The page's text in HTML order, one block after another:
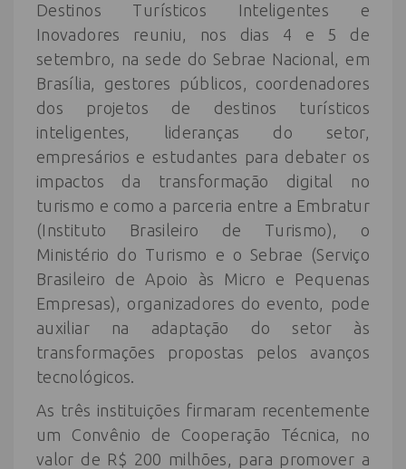
Destinos Turísticos Inteligentes e
Inovadores reuniu, nos dias 4 e 5 de
setembro, na sede do Sebrae Nacional, em
Brasília, gestores públicos, coordenadores
dos projetos de destinos turísticos
inteligentes, lideranças do setor,
empresários e estudantes para debater os
impactos da transformação digital no
turismo e como a parceria entre a Embratur
(Instituto Brasileiro de Turismo), o
Ministério do Turismo e o Sebrae (Serviço
Brasileiro de Apoio às Micro e Pequenas
Empresas), organizadores do evento, pode
auxiliar na adaptação do setor às
transformações propostas pelos avanços
tecnológicos.
As três instituições firmaram recentemente
um Convênio de Cooperação Técnica, no
valor de R$ 200 milhões, para promover a